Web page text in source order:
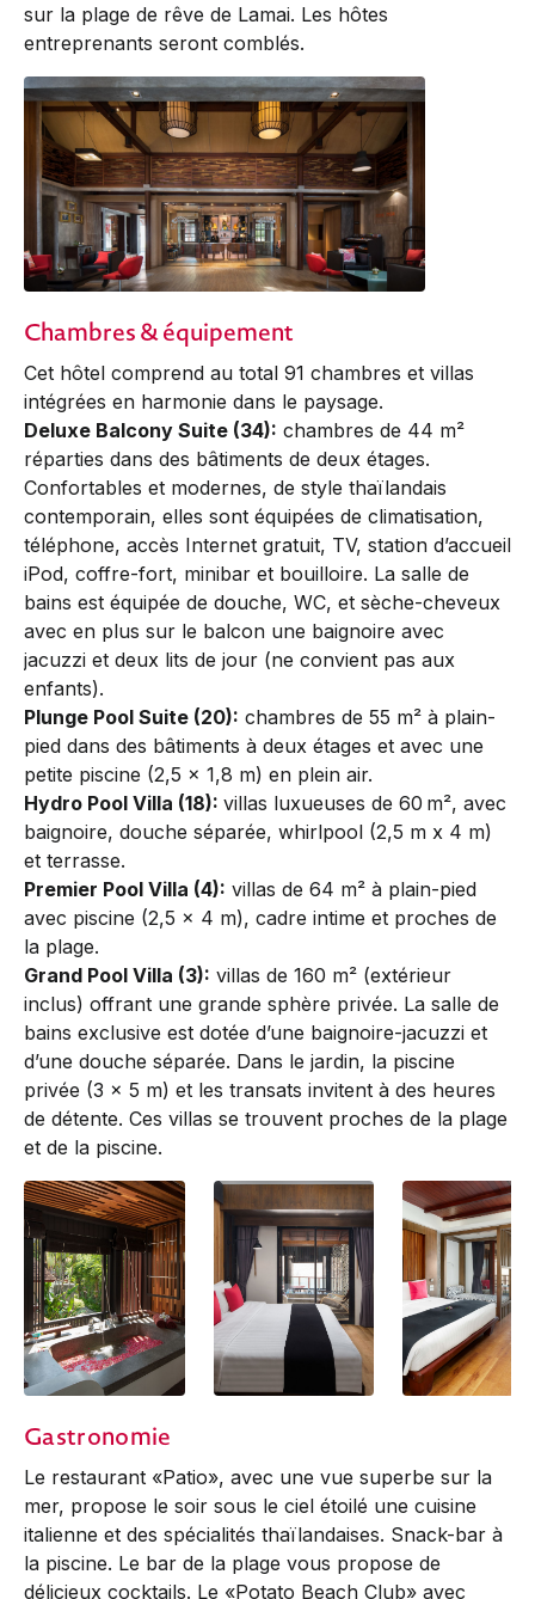
sur la plage de rêve de Lamai. Les hôtes
entreprenants seront comblés.
Chambres & équipement
Cet hôtel comprend au total 91 chambres et villas
intégrées en harmonie dans le paysage.
Deluxe Balcony Suite (34): chambres de 44 m²
réparties dans des bâtiments de deux étages.
Confortables et modernes, de style thaïlandais
contemporain, elles sont équipées de climatisation,
­téléphone, accès Internet gratuit, TV, station d’accueil
iPod, coffre-fort, minibar et bouilloire. La salle de
bains est équipée de douche, WC, et sèche-cheveux
avec en plus sur le balcon une baignoire avec
­jacuzzi et deux lits de jour (ne convient pas aux
enfants).
Plunge Pool Suite (20): chambres de 55 m² à plain-
pied dans des bâtiments à deux étages et avec une
petite piscine (2,5 x 1,8 m) en plein air.
Hydro Pool Villa (18): villas luxueuses de 60 m², avec
baignoire, douche séparée, whirlpool (2,5 m x 4 m)
et terrasse.
Premier Pool Villa (4): villas de 64 m² à plain-pied
avec piscine (2,5 x 4 m), cadre intime et proches de
la plage.
Grand Pool Villa (3): villas de 160 m² (extérieur
inclus) offrant une grande sphère privée. La salle de
bains exclusive est dotée d’une baignoire-jacuzzi et
d’une douche séparée. Dans le jardin, la piscine
privée (3 x 5 m) et les transats invitent à des heures
de détente. Ces villas se trouvent proches de la plage
et de la piscine.
Suite
Gastronomie
Le restaurant «Patio», avec une vue superbe sur la
mer, propose le soir sous le ciel étoilé une cuisine
italienne et des spécialités thaïlandaises. Snack-bar à
la piscine. Le bar de la plage vous propose de
délicieux cocktails. Le «Potato Beach Club» avec